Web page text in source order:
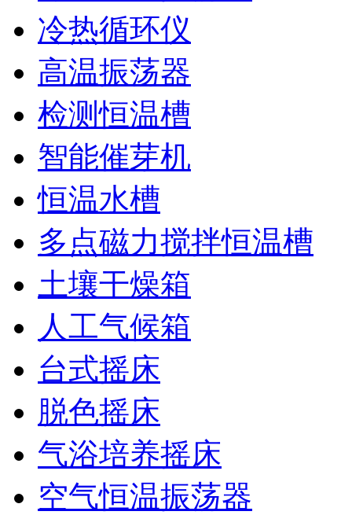
冷热循环仪
高温振荡器
检测恒温槽
智能催芽机
恒温水槽
多点磁力搅拌恒温槽
土壤干燥箱
人工气候箱
台式摇床
脱色摇床
气浴培养摇床
空气恒温振荡器